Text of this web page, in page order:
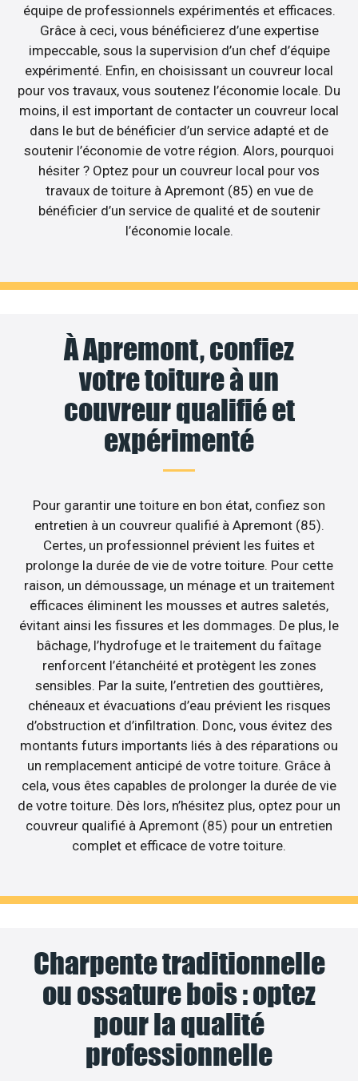
équipe de professionnels expérimentés et efficaces.
Grâce à ceci, vous bénéficierez d’une expertise
impeccable, sous la supervision d’un chef d’équipe
expérimenté. Enfin, en choisissant un couvreur local
pour vos travaux, vous soutenez l’économie locale. Du
moins, il est important de contacter un couvreur local
dans le but de bénéficier d’un service adapté et de
soutenir l’économie de votre région. Alors, pourquoi
hésiter ? Optez pour un couvreur local pour vos
travaux de toiture à Apremont (85) en vue de
bénéficier d’un service de qualité et de soutenir
l’économie locale.
À Apremont, confiez
votre toiture à un
couvreur qualifié et
expérimenté
Pour garantir une toiture en bon état, confiez son
entretien à un couvreur qualifié à Apremont (85).
Certes, un professionnel prévient les fuites et
prolonge la durée de vie de votre toiture. Pour cette
raison, un démoussage, un ménage et un traitement
efficaces éliminent les mousses et autres saletés,
évitant ainsi les fissures et les dommages. De plus, le
bâchage, l’hydrofuge et le traitement du faîtage
renforcent l’étanchéité et protègent les zones
sensibles. Par la suite, l’entretien des gouttières,
chéneaux et évacuations d’eau prévient les risques
d’obstruction et d’infiltration. Donc, vous évitez des
montants futurs importants liés à des réparations ou
un remplacement anticipé de votre toiture. Grâce à
cela, vous êtes capables de prolonger la durée de vie
de votre toiture. Dès lors, n’hésitez plus, optez pour un
couvreur qualifié à Apremont (85) pour un entretien
complet et efficace de votre toiture.
Charpente traditionnelle
ou ossature bois : optez
pour la qualité
professionnelle